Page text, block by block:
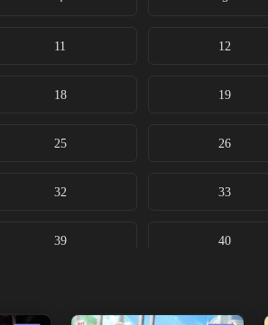
11 12
18 19
25 26
32 33
39 40